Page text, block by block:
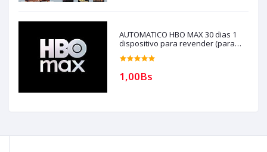
AUTOMATICO HBO MAX 30 dias 1
dispositivo para revender (para
compras solo con creditos)
1,00Bs